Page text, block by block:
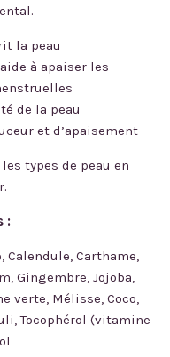
la peau
à apaiser les
de la peau
et d’apaisement
types de peau en
:
Calendule, Carthame,
Gingembre, Jojoba,
verte, Mélisse, Coco,
Tocophérol (vitamine